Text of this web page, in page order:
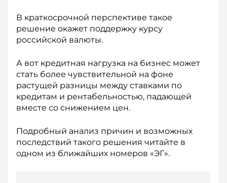
В краткосрочной перспективе такое
решение окажет поддержку курсу
российской валюты.
А вот кредитная нагрузка на бизнес может
стать более чувствительной на фоне
растущей разницы между ставками по
кредитам и рентабельностью, падающей
вместе со снижением цен.
Подробный анализ причин и возможных
последствий такого решения читайте в
одном из ближайших номеров «ЭГ».